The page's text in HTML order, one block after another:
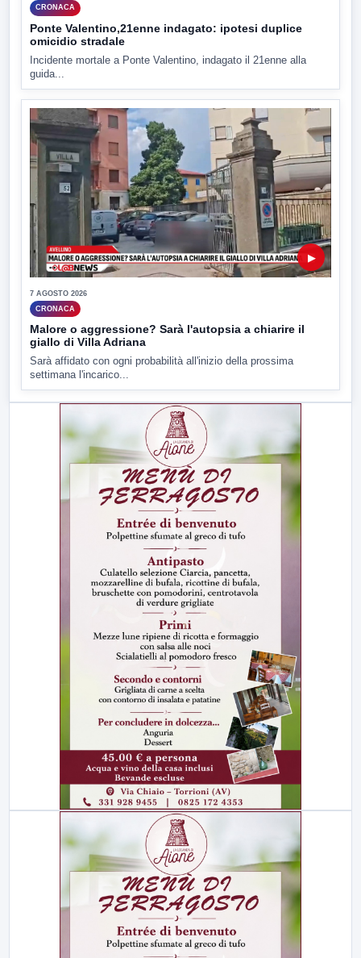
CRONACA
Ponte Valentino,21enne indagato: ipotesi duplice
omicidio stradale
Incidente mortale a Ponte Valentino, indagato il 21enne alla
guida...
▶
7 AGOSTO 2026
CRONACA
Malore o aggressione? Sarà l'autopsia a chiarire il
giallo di Villa Adriana
Sarà affidato con ogni probabilità all'inizio della prossima
settimana l'incarico...